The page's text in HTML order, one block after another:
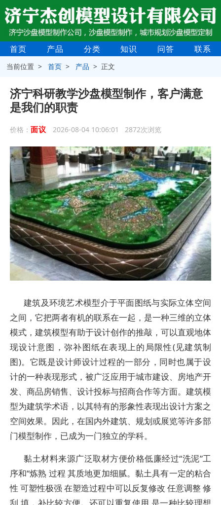
首页 产品 分类 知识 问答 联系
当前位置 >首页 > 产品 > 正文
济宁科研教学沙盘模型制作，客户满意
是我们的职责
价格： 面议 2026-08-04 10:06:01 2872次浏览
建筑及环境艺术模型介于平面图纸与实际立体空间
之间，它把两者有机的联系在一起，是一种三维的立体
模式，建筑模型有助于设计创作的推敲，可以直观地体
现设计意图，弥补图纸在表现上的局限性(见建筑制
图)。它既是设计师设计过程的一部分，同时也属于设
计的一种表现形式，被广泛应用于城市建设、房地产开
发、商品房销售、设计投标与招商合作等方面。建筑模
型为建筑学术语，以其特有的形象性表现出设计方案之
空间效果。因此，在国内外建筑、规划或展览等许多部
门模型制作，已成为一门独立的学科。
黏土材料来源广泛取材方便价格低廉经过“洗泥”工
序和“炼熟 过程 其质地更加细腻。黏土具有一定的粘合
性 可塑性极强 在塑造过程中可以反复修改 任意调整 修